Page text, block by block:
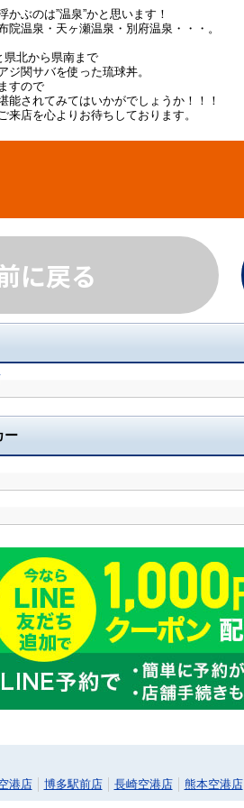
ぶのは”温泉”かと思います！
温泉・天ヶ瀬温泉・別府温泉・・・。
県北から県南まで
ジ関サバを使った琉球丼。
すので
能されてみてはいかがでしょうか！！！
店を心よりお待ちしております。
に戻る
ー
港店
博多駅前店 長崎空港店 熊本空港店